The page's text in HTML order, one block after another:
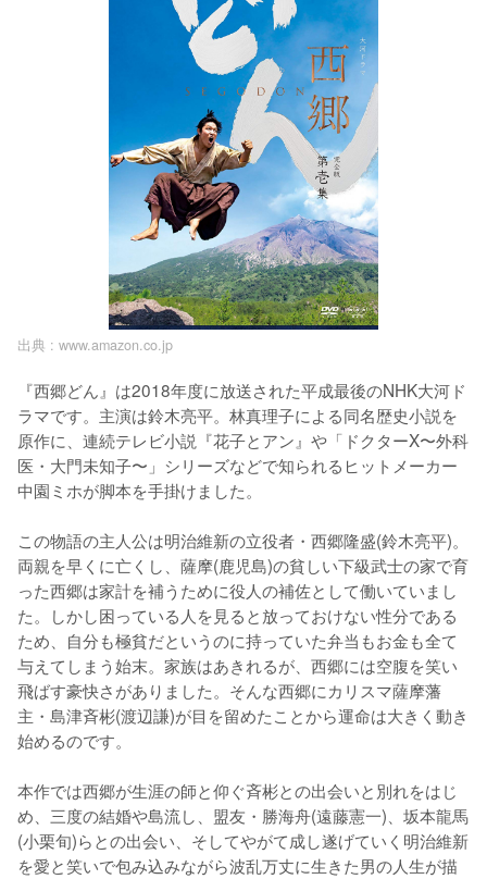
出典 : www.amazon.co.jp
『西郷どん』は2018年度に放送された平成最後のNHK大河ド
ラマです。主演は鈴木亮平。林真理子による同名歴史小説を
原作に、連続テレビ小説『花子とアン』や「ドクターX〜外科
医・大門未知子〜」シリーズなどで知られるヒットメーカー
中園ミホが脚本を手掛けました。
この物語の主人公は明治維新の立役者・西郷隆盛(鈴木亮平)。
両親を早くに亡くし、薩摩(鹿児島)の貧しい下級武士の家で育
った西郷は家計を補うために役人の補佐として働いていまし
た。しかし困っている人を見ると放っておけない性分である
ため、自分も極貧だというのに持っていた弁当もお金も全て
与えてしまう始末。家族はあきれるが、西郷には空腹を笑い
飛ばす豪快さがありました。そんな西郷にカリスマ薩摩藩
主・島津斉彬(渡辺謙)が目を留めたことから運命は大きく動き
始めるのです。
本作では西郷が生涯の師と仰ぐ斉彬との出会いと別れをはじ
め、三度の結婚や島流し、盟友・勝海舟(遠藤憲一)、坂本龍馬
(小栗旬)らとの出会い、そしてやがて成し遂げていく明治維新
を愛と笑いで包み込みながら波乱万丈に生きた男の人生が描